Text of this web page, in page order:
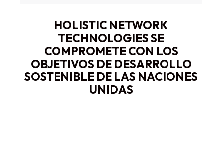
HOLISTIC NETWORK
TECHNOLOGIES SE
COMPROMETE CON LOS
OBJETIVOS DE DESARROLLO
SOSTENIBLE DE LAS NACIONES
UNIDAS